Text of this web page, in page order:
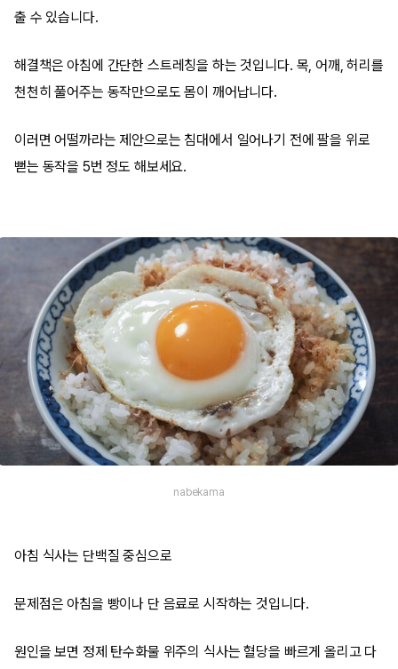
출 수 있습니다.
해결책은 아침에 간단한 스트레칭을 하는 것입니다. 목, 어깨, 허리를
천천히 풀어주는 동작만으로도 몸이 깨어납니다.
이러면 어떨까라는 제안으로는 침대에서 일어나기 전에 팔을 위로
뻗는 동작을 5번 정도 해보세요.
nabekama
아침 식사는 단백질 중심으로
문제점은 아침을 빵이나 단 음료로 시작하는 것입니다.
원인을 보면 정제 탄수화물 위주의 식사는 혈당을 빠르게 올리고 다